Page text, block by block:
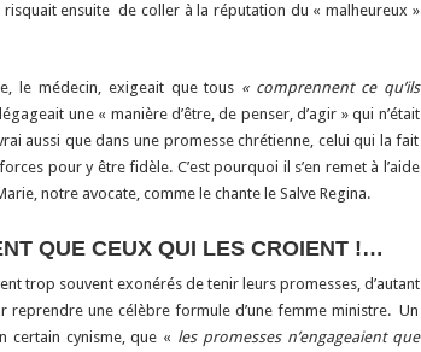
ensuite de coller à la réputation du « malheureux »
le médecin, exigeait que tous « comprennent ce qu’ils
une « manière d’être, de penser, d’agir » qui n’était
aussi que dans une promesse chrétienne, celui qui la fait
pour y être fidèle. C’est pourquoi il s’en remet à l’aide
notre avocate, comme le chante le Salve Regina.
QUE CEUX QUI LES CROIENT !…
trop souvent exonérés de tenir leurs promesses, d’autant
reprendre une célèbre formule d’une femme ministre. Un
certain cynisme, que « les promesses n’engageaient que